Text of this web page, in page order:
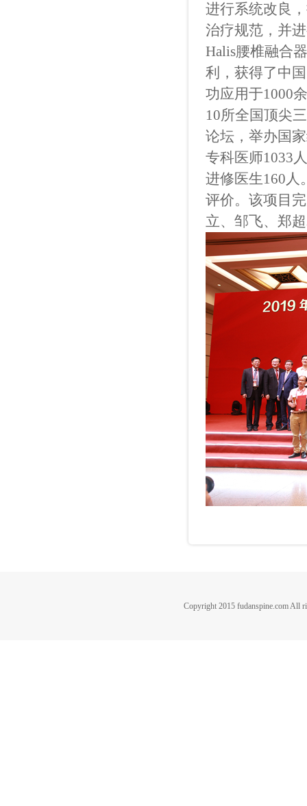
进行系统改良
治疗规范，并
Halis腰椎融合
利，获得了中
功应用于1000
10所全国顶尖
论坛，举办国
专科医师1033
进修医生160人
评价。该项目
立、邹飞、郑
Copyright 2015 fudanspine.com